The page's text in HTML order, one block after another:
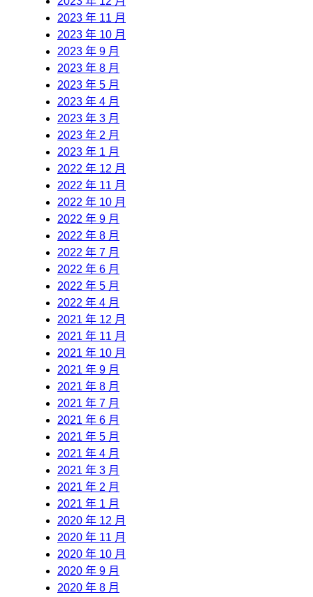
2023 年 11 月
2023 年 10 月
2023 年 9 月
2023 年 8 月
2023 年 5 月
2023 年 4 月
2023 年 3 月
2023 年 2 月
2023 年 1 月
2022 年 12 月
2022 年 11 月
2022 年 10 月
2022 年 9 月
2022 年 8 月
2022 年 7 月
2022 年 6 月
2022 年 5 月
2022 年 4 月
2021 年 12 月
2021 年 11 月
2021 年 10 月
2021 年 9 月
2021 年 8 月
2021 年 7 月
2021 年 6 月
2021 年 5 月
2021 年 4 月
2021 年 3 月
2021 年 2 月
2021 年 1 月
2020 年 12 月
2020 年 11 月
2020 年 10 月
2020 年 9 月
2020 年 8 月